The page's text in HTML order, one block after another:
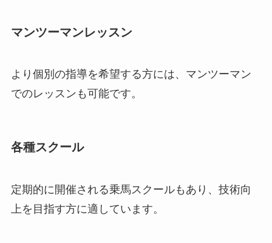
マンツーマンレッスン
より個別の指導を希望する方には、マンツーマン
でのレッスンも可能です。
各種スクール
定期的に開催される乗馬スクールもあり、技術向
上を目指す方に適しています。